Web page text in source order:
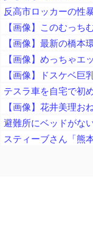
【画像】このむっち